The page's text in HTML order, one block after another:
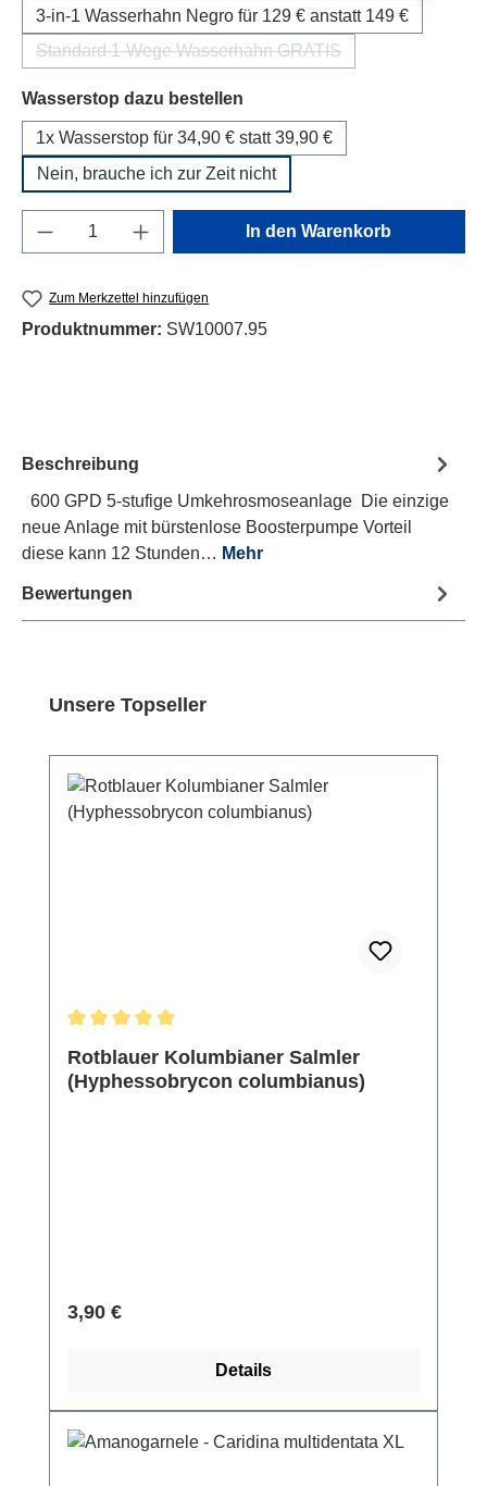
3-in-1 Wasserhahn Negro für 129 € anstatt 149 €
Standard 1-Wege Wasserhahn GRATIS
(Diese Option ist zurzeit nicht verfügbar.)
Wasserstop dazu bestellen
1x Wasserstop für 34,90 € statt 39,90 €
Nein, brauche ich zur Zeit nicht
Produkt Anzahl: Gib den gewünschten
In den Warenkorb
Zum Merkzettel hinzufügen
Produktnummer: SW10007.95
Beschreibung
600 GPD 5-stufige Umkehrosmoseanlage Die einzige
neue Anlage mit bürstenlose Boosterpumpe Vorteil
diese kann 12 Stunden… Mehr
Bewertungen
Produktgalerie überspringen
Unsere Topseller
Rotblauer Kolumbianer Salmler
(Hyphessobrycon columbianus)
Regulärer Preis:
3,90 €
Details